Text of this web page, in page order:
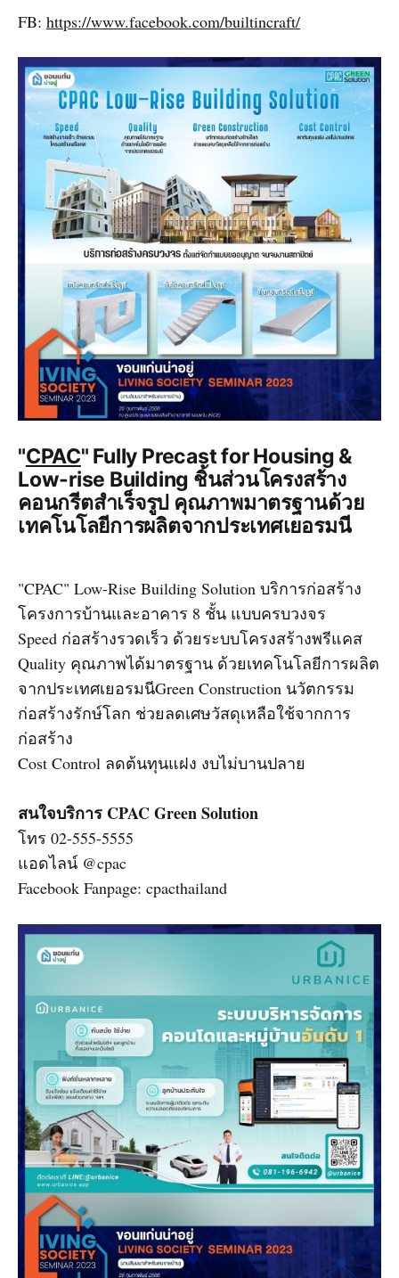
FB: https://www.facebook.com/builtincraft/
"CPAC" Fully Precast for Housing &
Low-rise Building ชิ้นส่วนโครงสร้าง
คอนกรีตสำเร็จรูป คุณภาพมาตรฐานด้วย
เทคโนโลยีการผลิตจากประเทศเยอรมนี
"CPAC" Low-Rise Building Solution บริการก่อสร้าง
โครงการบ้านและอาคาร 8 ชั้น แบบครบวงจร
Speed ก่อสร้างรวดเร็ว ด้วยระบบโครงสร้างพรีแคส
Quality คุณภาพได้มาตรฐาน ด้วยเทคโนโลยีการผลิต
จากประเทศเยอรมนีGreen Construction นวัตกรรม
ก่อสร้างรักษ์โลก ช่วยลดเศษวัสดุเหลือใช้จากการ
ก่อสร้าง
Cost Control ลดต้นทุนแฝง งบไม่บานปลาย
สนใจบริการ CPAC Green Solution
โทร 02-555-5555
แอดไลน์ @cpac
Facebook Fanpage: cpacthailand